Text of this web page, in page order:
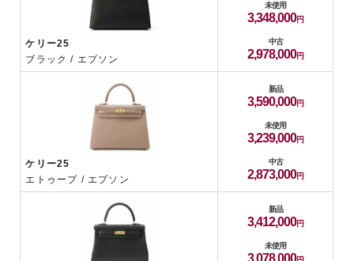
ケリー25
ブラック / エプソン
未使用
3,348,000
中古
2,978,000
ケリー25
エトゥープ / エプソン
新品
3,590,000
未使用
3,239,000
中古
2,873,000
新品
3,412,000
未使用